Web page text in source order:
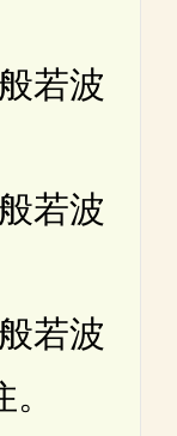
若波
若波
若波